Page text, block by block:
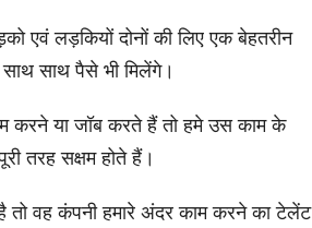
एवं लड़कियों दोनों की लिए एक बेहतरीन
साथ पैसे भी मिलेंगे।
करने या जॉब करते हैं तो हमे उस काम के
तरह सक्षम होते हैं।
वह कंपनी हमारे अंदर काम करने का टेलेंट